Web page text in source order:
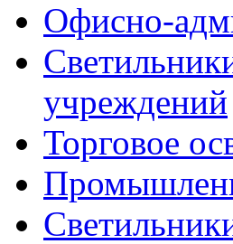
Офисно-
учреждений
Торговое